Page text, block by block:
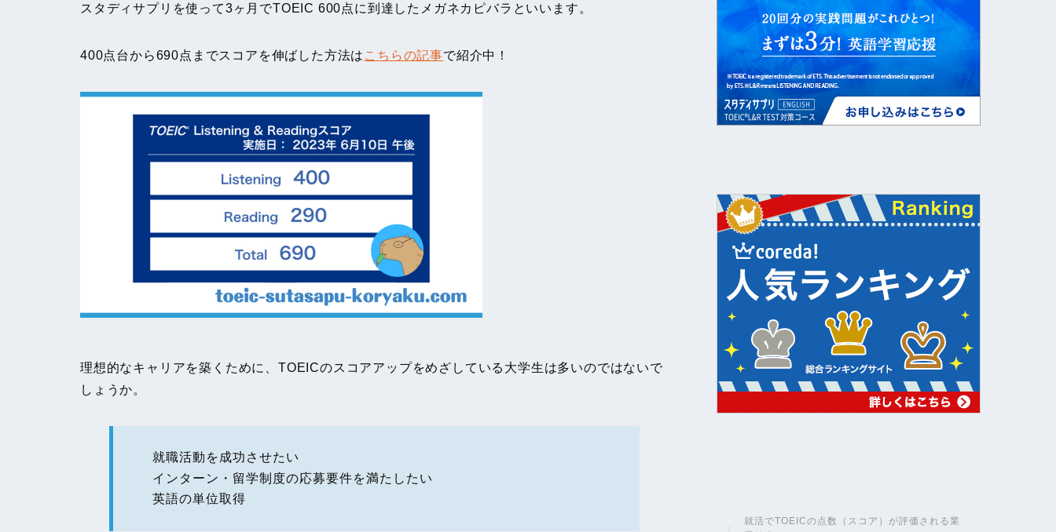
スタディサプリを使って3ヶ月でTOEIC 600点に到達したメガネカピバラといいます。
400点台から690点までスコアを伸ばした方法は こちらの記事で紹介中！
理想的なキャリアを築くために、TOEICのスコアアップをめざしている大学生は多いのではないで
しょうか。
就職活動を成功させたい
インターン・留学制度の応募要件を満たしたい
英語の単位取得
就活でTOEICの点数（スコア）が評価される業